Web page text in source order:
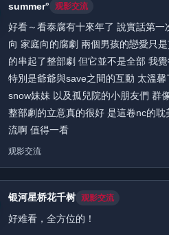
summer° 观影交流
好看～看泰腐有十來年了 說實話第一
向 家庭向的腐劇 兩個男孩的戀愛只
的串起了整部劇 但它並不是全部 我
特別是爺爺與save之間的互動 太溫
snow妹妹 以及孤兒院的小朋友們 群
整部劇的立意真的很好 是這卷nc的
流啊 值得一看
观影交流
银河星桥花千树 观影交流
好难看，全方位的！